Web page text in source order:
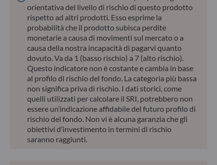
orientativa del livello di rischio di questo prodotto
rispetto ad altri prodotti. Esso esprime la
probabilità che il prodotto subisca perdite
monetarie a causa di movimenti sul mercato o a
causa della nostra incapacità di pagarvi quanto
dovuto. Va da 1 (basso rischio) a 7 (alto rischio).
Questo indicatore non è costante e cambia in base
al profilo di rischio del fondo. La categoria più bassa
non significa priva di rischio. I dati storici, come
quelli utilizzati per calcolare il SRI, potrebbero non
essere un’indicazione affidabile del futuro profilo di
rischio del fondo. Non vi è alcuna garanzia che gli
obiettivi d’investimento in termini di rischio
saranno raggiunti.